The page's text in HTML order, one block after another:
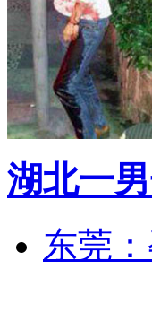
湖北一
东莞